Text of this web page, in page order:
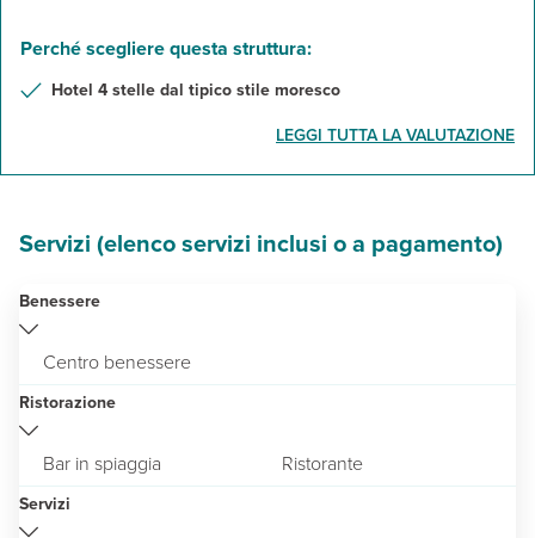
Perché scegliere questa struttura:
Hotel 4 stelle dal tipico stile moresco
LEGGI TUTTA LA VALUTAZIONE
Servizi (elenco servizi inclusi o a pagamento)
Benessere
Centro benessere
Ristorazione
Bar in spiaggia Ristorante
Servizi